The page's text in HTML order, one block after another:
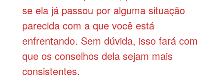
se ela já passou por alguma situação
parecida com a que você está
enfrentando. Sem dúvida, isso fará com
que os conselhos dela sejam mais
consistentes.